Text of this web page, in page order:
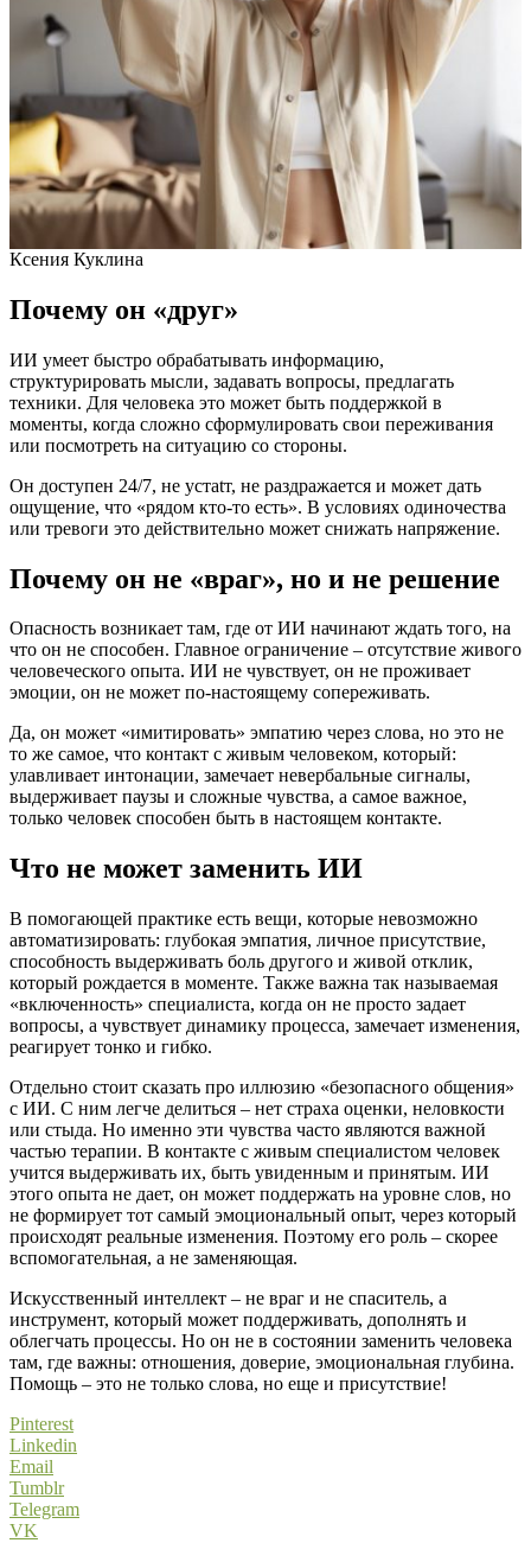
Ксения Куклина
Почему он «друг»
ИИ умеет быстро обрабатывать информацию,
структурировать мысли, задавать вопросы, предлагать
техники. Для человека это может быть поддержкой в
моменты, когда сложно сформулировать свои переживания
или посмотреть на ситуацию со стороны.
Он доступен 24/7, не устаtт, не раздражается и может дать
ощущение, что «рядом кто-то есть». В условиях одиночества
или тревоги это действительно может снижать напряжение.
Почему он не «враг», но и не решение
Опасность возникает там, где от ИИ начинают ждать того, на
что он не способен. Главное ограничение – отсутствие живого
человеческого опыта. ИИ не чувствует, он не проживает
эмоции, он не может по-настоящему сопереживать.
Да, он может «имитировать» эмпатию через слова, но это не
то же самое, что контакт с живым человеком, который:
улавливает интонации, замечает невербальные сигналы,
выдерживает паузы и сложные чувства, а самое важное,
только человек способен быть в настоящем контакте.
Что не может заменить ИИ
В помогающей практике есть вещи, которые невозможно
автоматизировать: глубокая эмпатия, личное присутствие,
способность выдерживать боль другого и живой отклик,
который рождается в моменте. Также важна так называемая
«включенность» специалиста, когда он не просто задает
вопросы, а чувствует динамику процесса, замечает изменения,
реагирует тонко и гибко.
Отдельно стоит сказать про иллюзию «безопасного общения»
с ИИ. С ним легче делиться – нет страха оценки, неловкости
или стыда. Но именно эти чувства часто являются важной
частью терапии. В контакте с живым специалистом человек
учится выдерживать их, быть увиденным и принятым. ИИ
этого опыта не дает, он может поддержать на уровне слов, но
не формирует тот самый эмоциональный опыт, через который
происходят реальные изменения. Поэтому его роль – скорее
вспомогательная, а не заменяющая.
Искусственный интеллект – не враг и не спаситель, а
инструмент, который может поддерживать, дополнять и
облегчать процессы. Но он не в состоянии заменить человека
там, где важны: отношения, доверие, эмоциональная глубина.
Помощь – это не только слова, но еще и присутствие!
Pinterest
Linkedin
Email
Tumblr
Telegram
VK